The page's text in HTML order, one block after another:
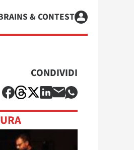
& CONTEST
CONDIVIDI